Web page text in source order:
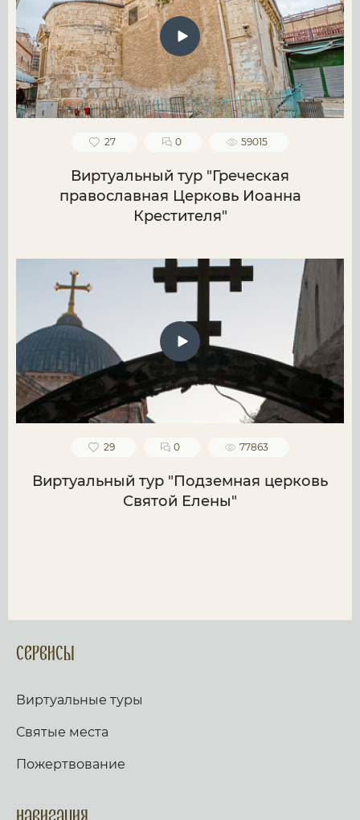
27 0 59015
Виртуальный тур "Греческая
православная Церковь Иоанна
Крестителя"
29 0 77863
Виртуальный тур "Подземная церковь
Святой Елены"
Сервисы
Виртуальные туры
Святые места
Пожертвование